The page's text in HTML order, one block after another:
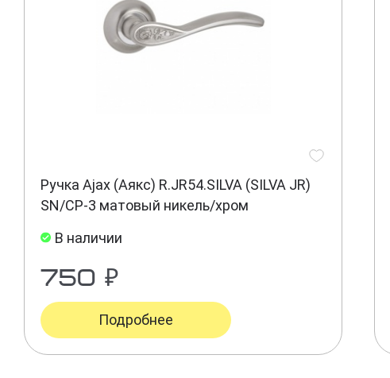
Ручка Ajax (Аякс) R.JR54.SILVA (SILVA JR)
SN/CP-3 матовый никель/хром
В наличии
750 ₽
Подробнее